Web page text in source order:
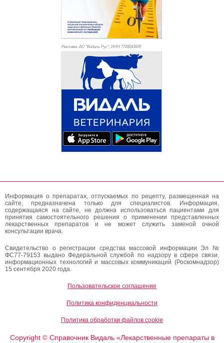
Реклама. АО "Видаль Рус", ИНН 7728043605
Информация о препаратах, отпускаемых по рецепту, размещенная на
сайте, предназначена только для специалистов. Информация,
содержащаяся на сайте, не должна использоваться пациентами для
принятия самостоятельного решения о применении представленных
лекарственных препаратов и не может служить заменой очной
консультации врача.
Свидетельство о регистрации средства массовой информации Эл №
ФС77-79153 выдано Федеральной службой по надзору в сфере связи,
информационных технологий и массовых коммуникаций (Роскомнадзор)
15 сентября 2020 года.
Пользовательское соглашение
Политика конфиденциальности
Политика обработки файлов cookie
Copyright ©Справочник Видаль «Лекарственные препараты в